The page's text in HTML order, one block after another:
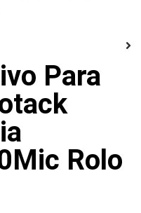
Para
Rolo